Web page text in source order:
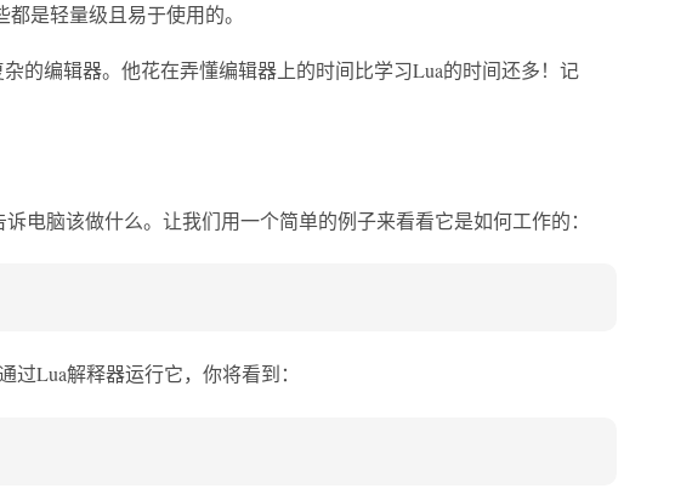
都是轻量级且易于使用的。
的编辑器。他花在弄懂编辑器上的时间比学习Lua的时间还多！记
电脑该做什么。让我们用一个简单的例子来看看它是如何工作的：
过Lua解释器运行它，你将看到：